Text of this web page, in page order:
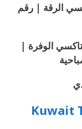
الرقة | رقم
الوفرة |
Kuwait